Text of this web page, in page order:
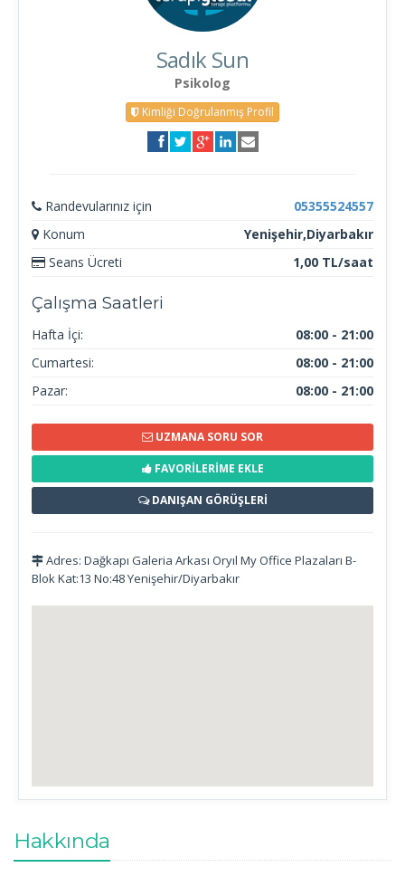
Sadık Sun
Psikolog
Kimliği Doğrulanmış Profil
Randevularınız için
05355524557
Konum
Yenişehir,Diyarbakır
Seans Ücreti
1,00 TL/saat
Çalışma Saatleri
Hafta İçi:
08:00 - 21:00
Cumartesi:
08:00 - 21:00
Pazar:
08:00 - 21:00
UZMANA SORU SOR
FAVORİLERİME EKLE
DANIŞAN GÖRÜŞLERİ
Adres: Dağkapı Galeria Arkası Oryıl My Office Plazaları B-
Blok Kat:13 No:48 Yenişehir/Diyarbakır
Hakkında